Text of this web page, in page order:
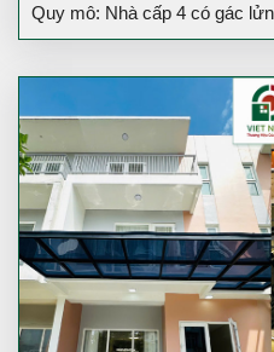
Quy mô: Nhà cấp 4 có gác